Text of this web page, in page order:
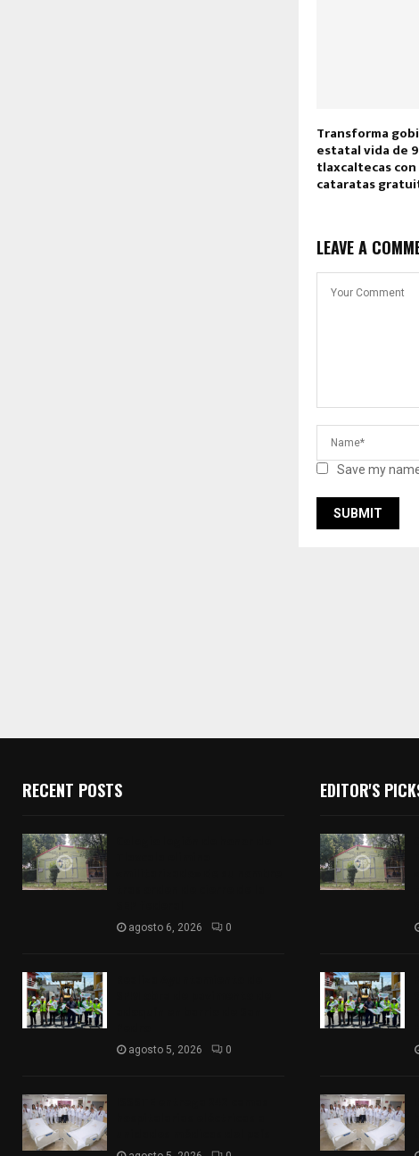
Transforma
estatal vida de
tlaxcaltecas
cataratas
LEAVE A
Save my
RECENT POSTS
agosto 6, 2026 0
agosto 5, 2026 0
EDITOR'S